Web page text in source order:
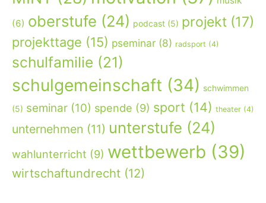
(6) oberstufe (24) podcast (5) projekt (17)
projekttage (15) pseminar (8) radsport (4)
schulfamilie (21)
schulgemeinschaft (34) schwimmen
(5) seminar (10) spende (9) sport (14) theater (4)
unternehmen (11) unterstufe (24)
wahlunterricht (9) wettbewerb (39)
wirtschaftundrecht (12)